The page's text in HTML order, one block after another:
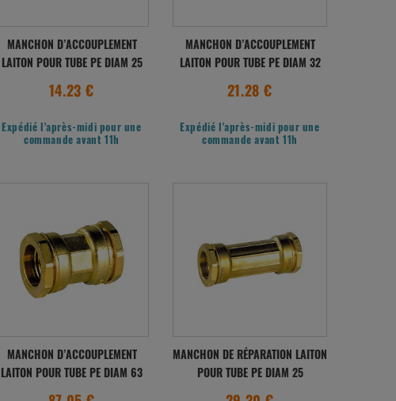
MANCHON D’ACCOUPLEMENT
LAITON POUR TUBE PE DIAM 25
14.23 €
Expédié l'après-midi pour une
commande avant 11h
MANCHON D’ACCOUPLEMENT
LAITON POUR TUBE PE DIAM 32
21.28 €
Expédié l'après-midi pour une
commande avant 11h
MANCHON D’ACCOUPLEMENT
LAITON POUR TUBE PE DIAM 63
MANCHON DE RÉPARATION LAITON
POUR TUBE PE DIAM 25